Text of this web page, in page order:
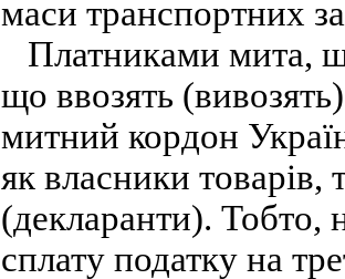
маси транспортних
Платниками мита,
що ввозять
митний кордон
як власники товарів,
(декларанти). Тобто,
сплату податку на